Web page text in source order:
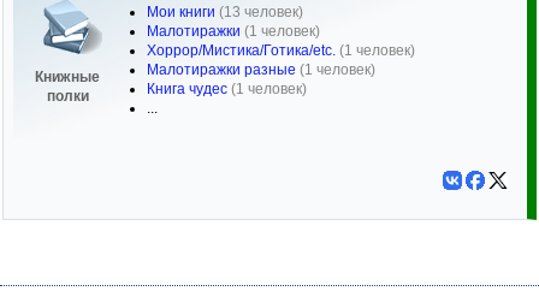
Книжные
полки
Мои книги (13 человек)
Малотиражки (1 человек)
Хоррор/Мистика/Готика/etc. (1 человек)
Малотиражки разные (1 человек)
Книга чудес (1 человек)
...